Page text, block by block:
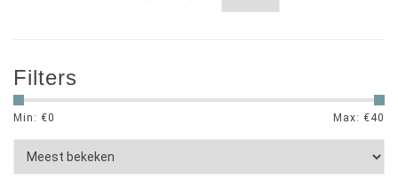
Filters
Min: €0 Max: €40